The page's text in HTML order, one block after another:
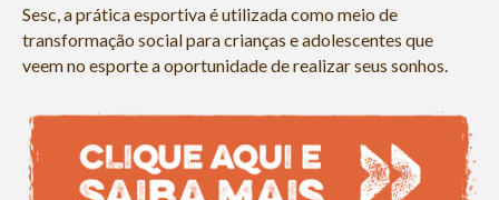
Sesc, a prática esportiva é utilizada como meio de
transformação social para crianças e adolescentes que
veem no esporte a oportunidade de realizar seus sonhos.